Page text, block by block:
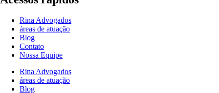
Rina Advogados
áreas de atuação
Blog
Contato
Nossa Equipe
Rina Advogados
áreas de atuação
Blog